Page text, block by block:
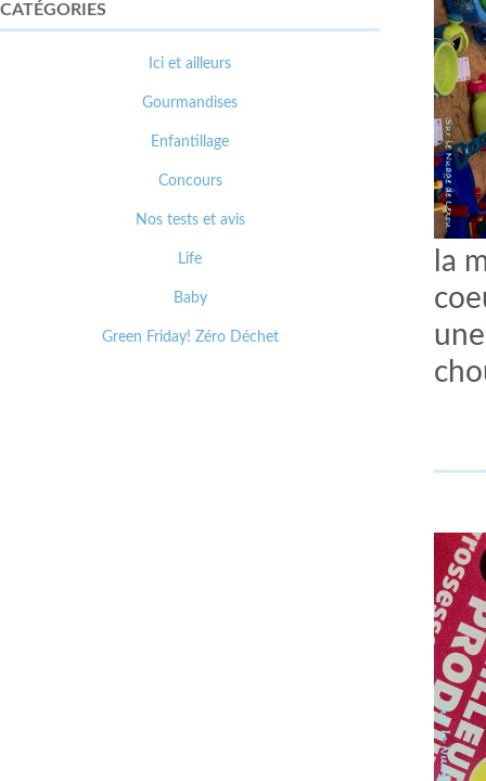
la
CATÉGORIES
Ici et ailleurs
Gourmandises
Enfantillage
Concours
Nos tests et avis
Life
Baby
Green Friday! Zéro Déchet